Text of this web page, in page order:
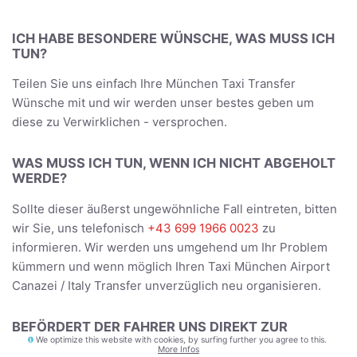
ICH HABE BESONDERE WÜNSCHE, WAS MUSS ICH
TUN?
Teilen Sie uns einfach Ihre München Taxi Transfer
Wünsche mit und wir werden unser bestes geben um
diese zu Verwirklichen - versprochen.
WAS MUSS ICH TUN, WENN ICH NICHT ABGEHOLT
WERDE?
Sollte dieser äußerst ungewöhnliche Fall eintreten, bitten
wir Sie, uns telefonisch +43 699 1966 0023 zu
informieren. Wir werden uns umgehend um Ihr Problem
kümmern und wenn möglich Ihren Taxi München Airport
Canazei / Italy Transfer unverzüglich neu organisieren.
BEFÖRDERT DER FAHRER UNS DIREKT ZUR
UNTERKUNFT?
We optimize this website with cookies, by surfing further you agree to this.
More Infos